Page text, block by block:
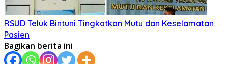
RSUD Teluk Bintuni Tingkatkan Mutu dan Keselamatan
Pasien
Bagikan berita ini